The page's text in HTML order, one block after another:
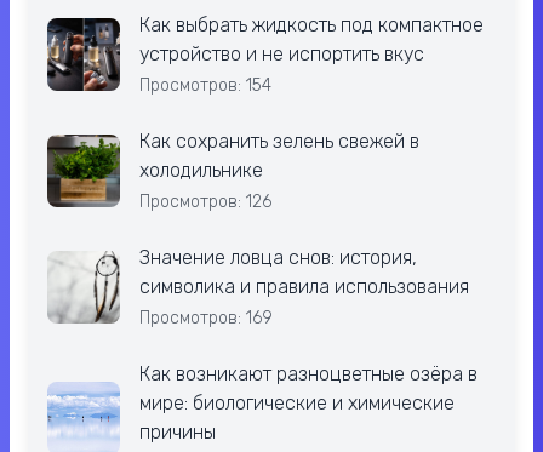
Как выбрать жидкость под компактное
устройство и не испортить вкус
Просмотров: 154
Как сохранить зелень свежей в
холодильнике
Просмотров: 126
Значение ловца снов: история,
символика и правила использования
Просмотров: 169
Как возникают разноцветные озёра в
мире: биологические и химические
причины